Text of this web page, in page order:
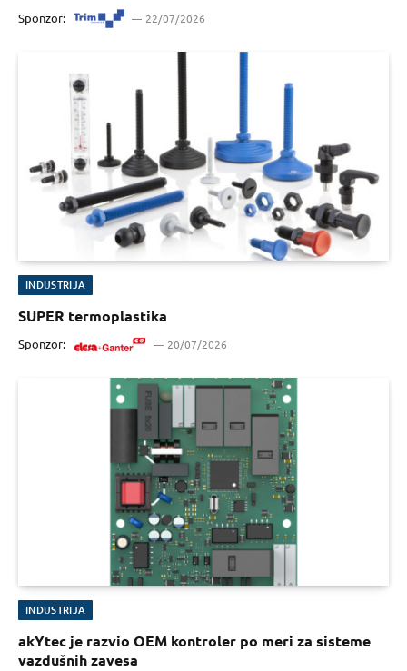
Sponzor: 22/07/2026
INDUSTRIJA
SUPER termoplastika
Sponzor: 20/07/2026
INDUSTRIJA
akYtec je razvio OEM kontroler po meri za sisteme
vazdušnih zavesa